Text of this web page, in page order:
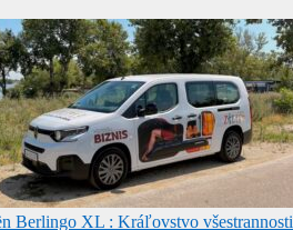
Berlingo XL : Kráľovstvo všestrannosti